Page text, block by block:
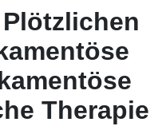
Therapie